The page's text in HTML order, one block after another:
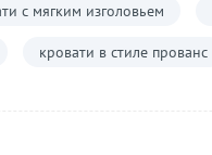
с мягким изголовьем
кровати в стиле прованс